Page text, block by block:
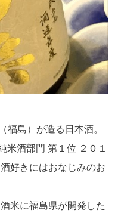
福島）が造る日本酒。
米酒部門 第１位 ２０１
好きにはおなじみのお
米に福島県が開発した